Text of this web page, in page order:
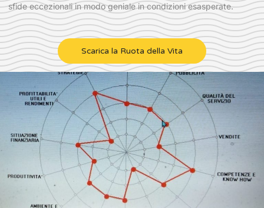
sfide eccezionali in modo geniale in condizioni esasperate.
Scarica la Ruota della Vita